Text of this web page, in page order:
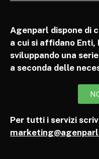
Agenparl dispone di
a cui si affidano
sviluppando una
a seconda delle
Per tutti i servizi